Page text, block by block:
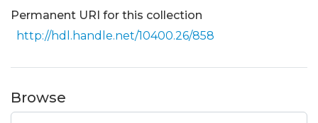
Entities
Permanent URI for this collection
http://hdl.handle.net/10400.26/858
Browse